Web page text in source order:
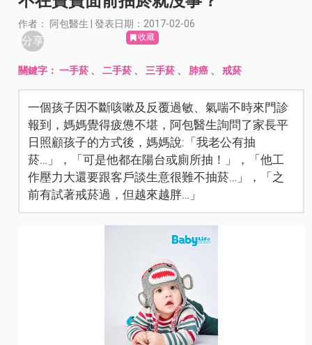
作者： 阿包醫生 | 發表日期：2017-02-06
分享 收藏
關鍵字：一手菸 、二手菸 、 三手菸 、 肺癌 、戒菸
一個孩子因不斷咳嗽及反覆過敏、氣喘不時來門診
報到，媽媽覺得疲憊不堪，阿包醫生詢問了家長平
日照顧孩子的方式後，媽媽說:「我老公有抽
菸…」，「可是他都在陽台或廁所抽！」，「他工
作壓力大還要跟客戶談生意很難不抽菸…」，「之
前有試著戒菸過，但越來越胖…」